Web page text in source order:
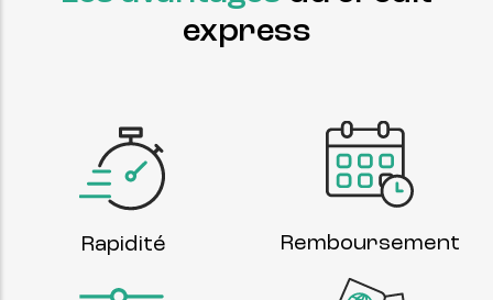
express
Rapidité Remboursement